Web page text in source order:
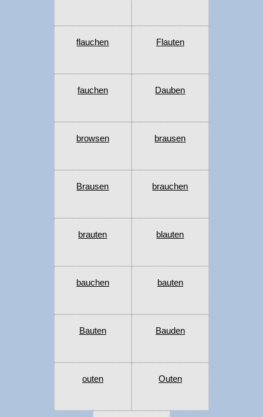
flauchen Flauten
fauchen Dauben
browsen brausen
Brausen brauchen
brauten blauten
bauchen bauten
Bauten Bauden
outen Outen